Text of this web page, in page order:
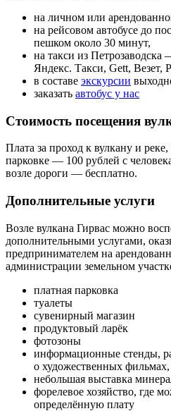
на личном или
на рейсовом автобусе до
пешком около 30 минут,
на такси из
Яндекс. Такси, Gett, Везет,
в составе экскурсии
заказать автобус у нас
Стоимость посещения
Плата за проход к вулкану и
парковке — 100 рублей с
возле дороги — бесплатно.
Дополнительные услуги
Возле вулкана Гирвас можно
дополнительными услугами,
предпринимателем на
администрации земельном
платная парковка
туалеты
сувенирный магазин
продуктовый ларёк
фотозоны
информационные стенды,
о художественных
небольшая выставка
форелевое хозяйство, где
определённую плату